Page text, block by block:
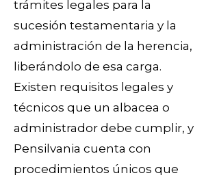
trámites legales para la
sucesión testamentaria y la
administración de la herencia,
liberándolo de esa carga.
Existen requisitos legales y
técnicos que un albacea o
administrador debe cumplir, y
Pensilvania cuenta con
procedimientos únicos que